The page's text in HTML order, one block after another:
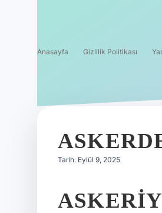
Anasayfa Gizlilik Politikası
Tarih: Eylül 9, 2025